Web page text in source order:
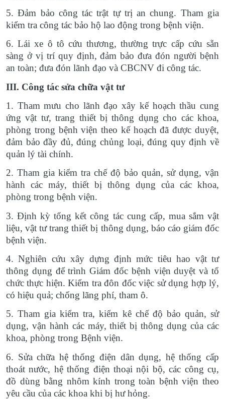
5. Đảm bảo công tác trật tự trị an chung. Tham gia
kiểm tra công tác bảo hộ lao động trong bệnh viện.
6. Lái xe ô tô cứu thương, thường trực cấp cứu sẵn
sàng ở vị trí quy định, đảm bảo đưa đón người bệnh
an toàn; đưa đón lãnh đạo và CBCNV đi công tác.
III. Công tác sửa chữa vật tư
1. Tham mưu cho lãnh đạo xây kế hoạch thầu cung
ứng vật tư, trang thiết bị thông dụng cho các khoa,
phòng trong bệnh viện theo kế hoạch đã được duyệt,
đảm bảo đầy đủ, đúng chủng loại, đúng quy định về
quản lý tài chính.
2. Tham gia kiểm tra chế độ bảo quản, sử dụng, vận
hành các máy, thiết bị thông dụng của các khoa,
phòng trong bệnh viện.
3. Định kỳ tổng kết công tác cung cấp, mua sắm vật
liệu, vật tư trang thiết bị thông dụng, báo cáo giám đốc
bệnh viện.
4. Nghiên cứu xây dựng định mức tiêu hao vật tư
thông dụng để trình Giám đốc bệnh viện duyệt và tổ
chức thực hiện. Kiểm tra đôn đốc việc sử dụng hợp lý,
có hiệu quả; chống lãng phí, tham ô.
5. Tham gia kiểm tra, kiểm kê chế độ bảo quản, sử
dụng, vận hành các máy, thiết bị thông dụng của các
khoa, phòng trong Bệnh viện.
6. Sửa chữa hệ thống điện dân dụng, hệ thống cấp
thoát nước, hệ thống điện thoại nội bộ, các công cụ,
đồ dùng bằng nhôm kính trong toàn bệnh viện theo
yêu cầu của các khoa khi bị hư hỏng.